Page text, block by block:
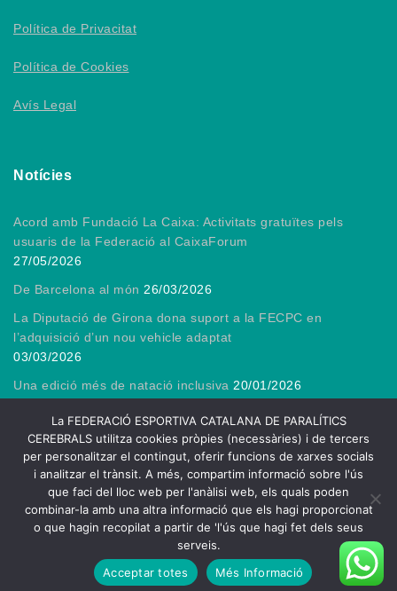
Política de Privacitat
Política de Cookies
Avís Legal
Notícies
Acord amb Fundació La Caixa: Activitats gratuïtes pels
usuaris de la Federació al CaixaForum
27/05/2026
De Barcelona al món 26/03/2026
La Diputació de Girona dona suport a la FECPC en
l’adquisició d’un nou vehicle adaptat
03/03/2026
Una edició més de natació inclusiva 20/01/2026
Gràcies, President! 13/01/2026
2026
FECPC – Federació Esportiva Catalana de Persones amb Lesió
Cerebral
| Theme bySpiracle Themes
La FEDERACIÓ ESPORTIVA CATALANA DE PARALÍTICS
CEREBRALS utilitza cookies pròpies (necessàries) i de tercers
per personalitzar el contingut, oferir funcions de xarxes socials
i analitzar el trànsit. A més, compartim informació sobre l'ús
que faci del lloc web per l'anàlisi web, els quals poden
combinar-la amb una altra informació que els hagi proporcionat
o que hagin recopilat a partir de 'l'ús que hagi fet dels seus
serveis.
Acceptar totes
Més Informació